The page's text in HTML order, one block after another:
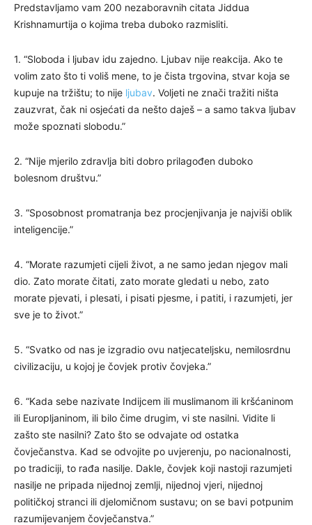
Predstavljamo vam 200 nezaboravnih citata Jiddua
Krishnamurtija o kojima treba duboko razmisliti.
1. “Sloboda i ljubav idu zajedno. Ljubav nije reakcija. Ako te
volim zato što ti voliš mene, to je čista trgovina, stvar koja se
kupuje na tržištu; to nije ljubav. Voljeti ne znači tražiti ništa
zauzvrat, čak ni osjećati da nešto daješ – a samo takva ljubav
može spoznati slobodu.”
2. “Nije mjerilo zdravlja biti dobro prilagođen duboko
bolesnom društvu.”
3. “Sposobnost promatranja bez procjenjivanja je najviši oblik
inteligencije.”
4. “Morate razumjeti cijeli život, a ne samo jedan njegov mali
dio. Zato morate čitati, zato morate gledati u nebo, zato
morate pjevati, i plesati, i pisati pjesme, i patiti, i razumjeti, jer
sve je to život.”
5. “Svatko od nas je izgradio ovu natjecateljsku, nemilosrdnu
civilizaciju, u kojoj je čovjek protiv čovjeka.”
6. “Kada sebe nazivate Indijcem ili muslimanom ili kršćaninom
ili Europljaninom, ili bilo čime drugim, vi ste nasilni. Vidite li
zašto ste nasilni? Zato što se odvajate od ostatka
čovječanstva. Kad se odvojite po uvjerenju, po nacionalnosti,
po tradiciji, to rađa nasilje. Dakle, čovjek koji nastoji razumjeti
nasilje ne pripada nijednoj zemlji, nijednoj vjeri, nijednoj
političkoj stranci ili djelomičnom sustavu; on se bavi potpunim
razumijevanjem čovječanstva.”